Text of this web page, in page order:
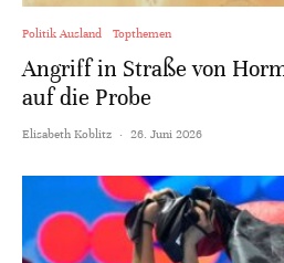
Politik Ausland Topthemen
Angriff in Straße von
auf die Probe
Elisabeth Koblitz · 26. Juni 2026